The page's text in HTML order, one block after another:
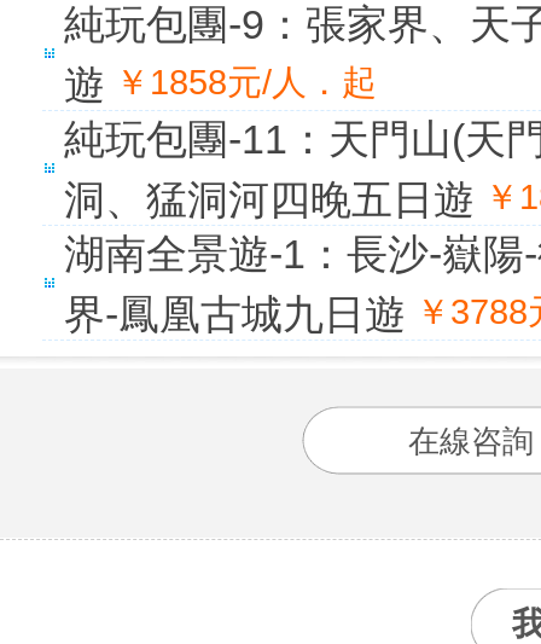
純玩包團-9：張家界、天
遊 ￥1858元/人．起
純玩包團-11：天門山(天
洞、猛洞河四晚五日遊 ￥
湖南全景遊-1：長沙-嶽
界-鳳凰古城九日遊 ￥
在線咨詢